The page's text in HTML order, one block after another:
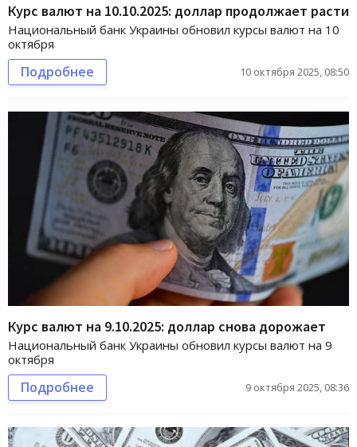
Курс валют на 10.10.2025: доллар продолжает расти
Национальный банк Украины обновил курсы валют на 10
октября
Подробнее 10 октября 2025, 08:50
Курс валют на 9.10.2025: доллар снова дорожает
Национальный банк Украины обновил курсы валют на 9
октября
Подробнее 9 октября 2025, 08:36